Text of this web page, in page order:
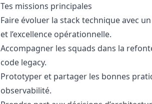
Tes missions principales
Faire évoluer la stack technique avec
et l’excellence opérationnelle.
Accompagner les squads dans la
code legacy.
Prototyper et partager les bonnes
observabilité.